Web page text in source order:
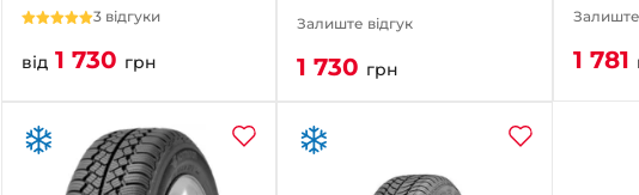
3 відгуки
від 1 730 грн
Залиште відгук
1 730 грн
Залиште
1 781